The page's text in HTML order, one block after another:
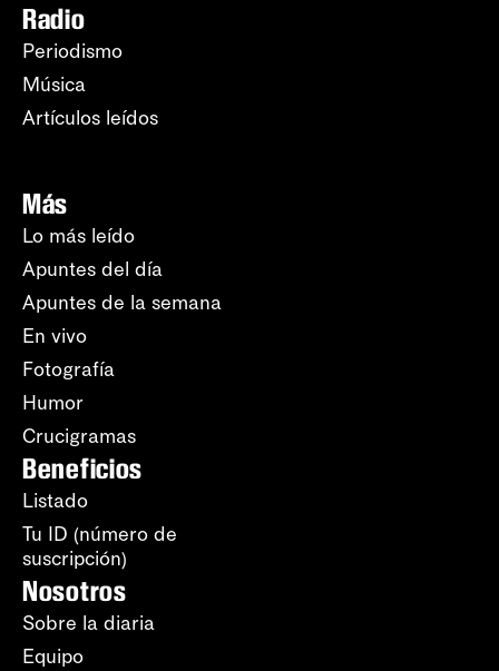
Radio
Periodismo
Música
Artículos leídos
Más
Lo más leído
Apuntes del día
Apuntes de la semana
En vivo
Fotografía
Humor
Crucigramas
Beneficios
Listado
Tu ID (número de
suscripción)
Nosotros
Sobre la diaria
Equipo